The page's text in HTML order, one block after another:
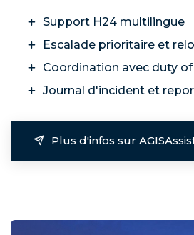
Support H24 multilingue
Escalade prioritaire et
Coordination avec duty
Journal d'incident et
Plus d'infos sur